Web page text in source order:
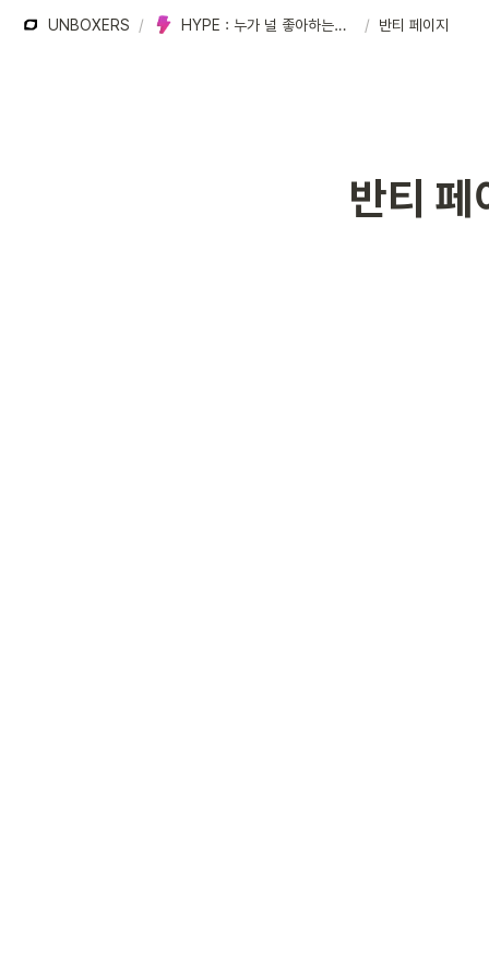
UNBOXERS / HYPE : 누가 널 좋아하는지 확인해봐! / 반티 페이지
반티 페